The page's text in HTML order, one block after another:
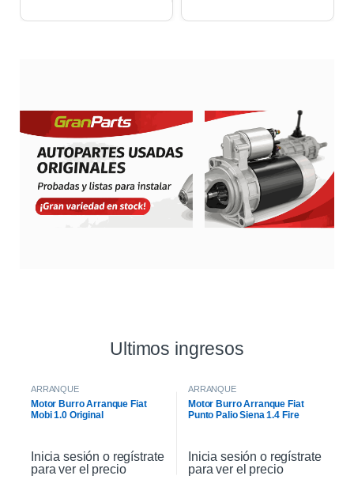
Ultimos ingresos
ARRANQUE
Motor Burro Arranque Fiat
Mobi 1.0 Original
Inicia sesión o regístrate
para ver el precio
ARRANQUE
Motor Burro Arranque Fiat
Punto Palio Siena 1.4 Fire
Inicia sesión o regístrate
para ver el precio